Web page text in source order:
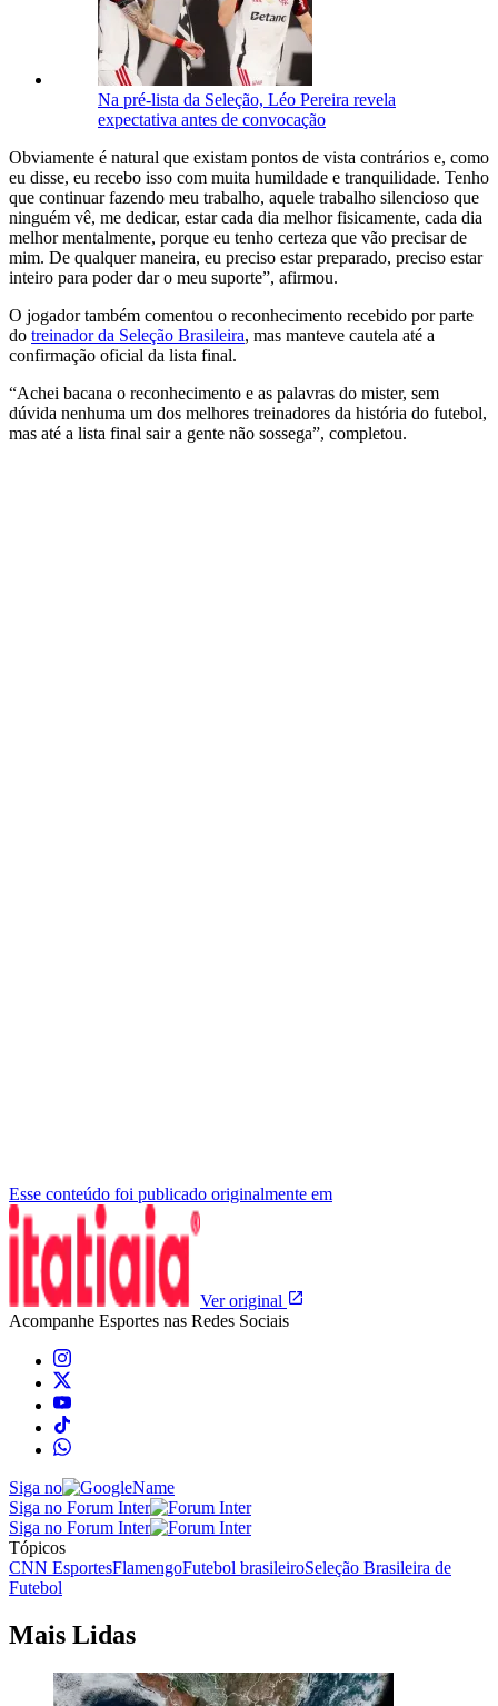
Na pré-lista da Seleção, Léo Pereira revela
expectativa antes de convocação
Obviamente é natural que existam pontos de vista contrários e, como
eu disse, eu recebo isso com muita humildade e tranquilidade. Tenho
que continuar fazendo meu trabalho, aquele trabalho silencioso que
ninguém vê, me dedicar, estar cada dia melhor fisicamente, cada dia
melhor mentalmente, porque eu tenho certeza que vão precisar de
mim. De qualquer maneira, eu preciso estar preparado, preciso estar
inteiro para poder dar o meu suporte”, afirmou.
O jogador também comentou o reconhecimento recebido por parte
do treinador da Seleção Brasileira, mas manteve cautela até a
confirmação oficial da lista final.
“Achei bacana o reconhecimento e as palavras do mister, sem
dúvida nenhuma um dos melhores treinadores da história do futebol,
mas até a lista final sair a gente não sossega”, completou.
Esse conteúdo foi publicado originalmente em
Ver original
Acompanhe Esportes nas Redes Sociais
Siga no
Siga no Forum Inter
Siga no Forum Inter
Tópicos
CNN EsportesFlamengoFutebol brasileiroSeleção Brasileira de
Futebol
Mais Lidas